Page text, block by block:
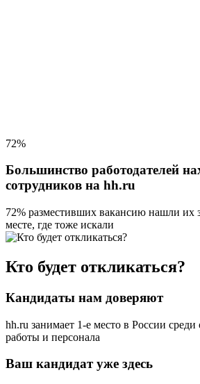
72%
Большинство работодателей
сотрудников на hh.ru
72% разместивших вакансию нашли их
месте, где тоже искали
Кто будет откликаться?
Кандидаты нам доверяют
hh.ru занимает 1-е место в России среди
работы и персонала
Ваш кандидат уже здесь